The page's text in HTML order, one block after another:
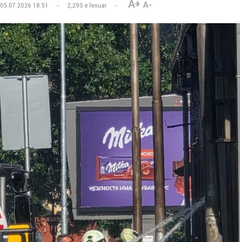
05.07.2026 18:51 2,293 e lexuar A+ A-